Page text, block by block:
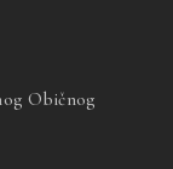
Običnog